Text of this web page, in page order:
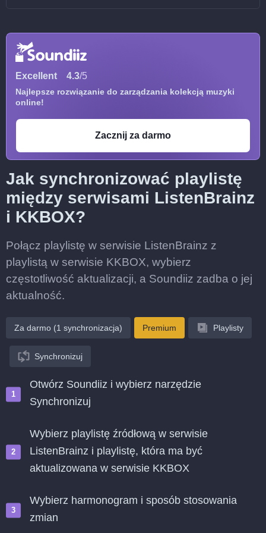
Excellent 4.3/5
Najlepsze rozwiązanie do zarządzania kolekcją muzyki
online!
Zacznij za darmo
Jak synchronizować playlistę
między serwisami ListenBrainz
i KKBOX?
Połącz playlistę w serwisie ListenBrainz z
playlistą w serwisie KKBOX, wybierz
częstotliwość aktualizacji, a Soundiiz zadba o jej
aktualność.
Za darmo (1 synchronizacja) Premium Playlisty
Synchronizuj
Otwórz Soundiiz i wybierz narzędzie
Synchronizuj
Wybierz playlistę źródłową w serwisie
ListenBrainz i playlistę, która ma być
aktualizowana w serwisie KKBOX
Wybierz harmonogram i sposób stosowania
zmian